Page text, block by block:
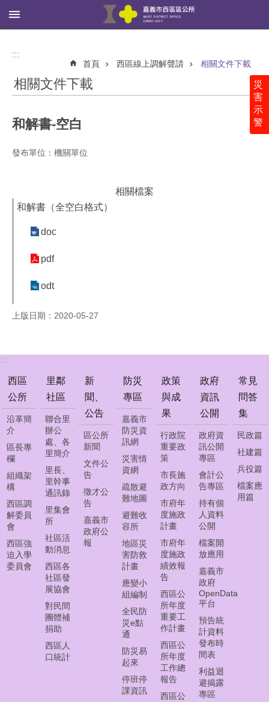
跳到主要內容區塊
搜
西
公
鄰
社
聞、
防
政
策
與
成
果
政
府
資
訊
公
開
常
見
問
災
害
示
警
:::
首頁 西區線上調解聲請 相關文件下載
相關文件下載
和解書-空白
發布單位：機關單位
相關檔案
和解書（全空白格式）
doc
pdf
odt
上版日期：2020-05-27
:::
西區
公所
沿革簡
介
區長專
欄
組織架
構
西區調
解委員
會
西區強
迫入學
委員會
里鄰
社區
聯合里
辦公
處、各
里簡介
里長、
里幹事
通訊錄
里集會
所
社區活
動消息
西區各
社區發
展協會
對民間
團體補
捐助
西區人
口統計
新
聞、
公告
區公所
新聞
文件公
告
徵才公
告
嘉義市
政府公
報
防災
專區
嘉義市
防災資
訊網
災害情
資網
疏散避
難地圖
避難收
容所
地區災
害防救
計畫
應變小
組編制
全民防
災e點
通
防災易
起來
停班停
課資訊
政策
與成
果
行政院
重要政
策
市長施
政方向
市府年
度施政
計畫
市府年
度施政
績效報
告
西區公
所年度
重要工
作計畫
西區公
所年度
工作總
報告
西區公
政府
資訊
公開
政府資
訊公開
專區
會計公
告專區
持有個
人資料
公開
檔案開
放應用
嘉義市
政府
OpenData
平台
預告統
計資料
發布時
間表
利益迴
避揭露
專區
常見
問答
集
民政篇
社建篇
兵役篇
檔案應
用篇